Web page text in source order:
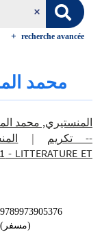
recherche avancée
محمد
-- ‏تكريم |
9789973905376
(مسفر‏‏)